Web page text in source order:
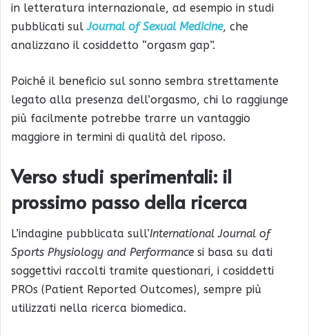
in letteratura internazionale, ad esempio in studi
pubblicati sulJournal of Sexual Medicine, che
analizzano il cosiddetto “orgasm gap”.
Poiché il beneficio sul sonno sembra strettamente
legato alla presenza dell’orgasmo, chi lo raggiunge
più facilmente potrebbe trarre un vantaggio
maggiore in termini di qualità del riposo.
Verso studi sperimentali: il
prossimo passo della ricerca
L’indagine pubblicata sull’International Journal of
Sports Physiology and Performance si basa su dati
soggettivi raccolti tramite questionari, i cosiddetti
PROs (Patient Reported Outcomes), sempre più
utilizzati nella ricerca biomedica.